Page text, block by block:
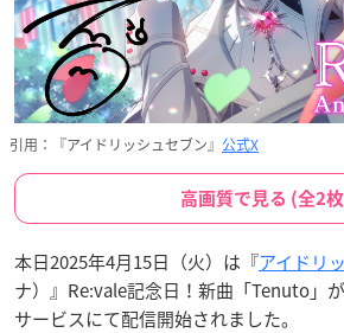
引用：『アイドリッシュセブン』 公式X
高画質で見る (全2
本日2025年4月15日（火）は『アイドリ
ナ）』Re:vale記念日！新曲「Tenuto」
サービスにて配信開始されました。